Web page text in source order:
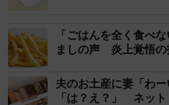
「ごはんを全く食べ
ましの声 炎上覚悟の
夫のお土産に妻「わ
「は？え？」 ネット